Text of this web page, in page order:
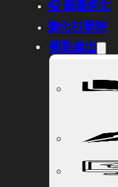
🎧 聽書進化
進化村學院
觀點產出